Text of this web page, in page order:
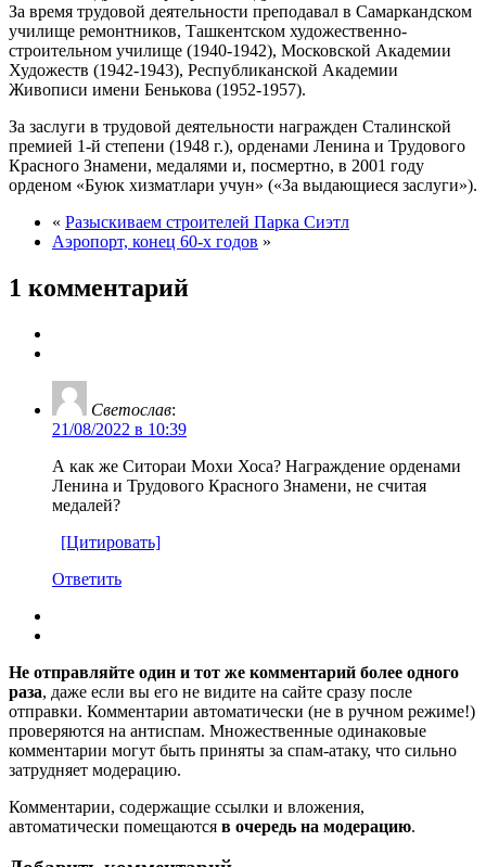
За время трудовой деятельности преподавал в Самаркандском
училище ремонтников, Ташкентском художественно-
строительном училище (1940-1942), Московской Академии
Художеств (1942-1943), Республиканской Академии
Живописи имени Бенькова (1952-1957).
За заслуги в трудовой деятельности награжден Сталинской
премией 1-й степени (1948 г.), орденами Ленина и Трудового
Красного Знамени, медалями и, посмертно, в 2001 году
орденом «Буюк хизматлари учун» («За выдающиеся заслуги»).
« Разыскиваем строителей Парка Сиэтл
Аэропорт, конец 60-х годов »
1 комментарий
Светослав:
21/08/2022 в 10:39
А как же Ситораи Мохи Хоса? Награждение орденами
Ленина и Трудового Красного Знамени, не считая
медалей?
[Цитировать]
Ответить
Не отправляйте один и тот же комментарий более одного
раза, даже если вы его не видите на сайте сразу после
отправки. Комментарии автоматически (не в ручном режиме!)
проверяются на антиспам. Множественные одинаковые
комментарии могут быть приняты за спам-атаку, что сильно
затрудняет модерацию.
Комментарии, содержащие ссылки и вложения,
автоматически помещаются в очередь на модерацию.